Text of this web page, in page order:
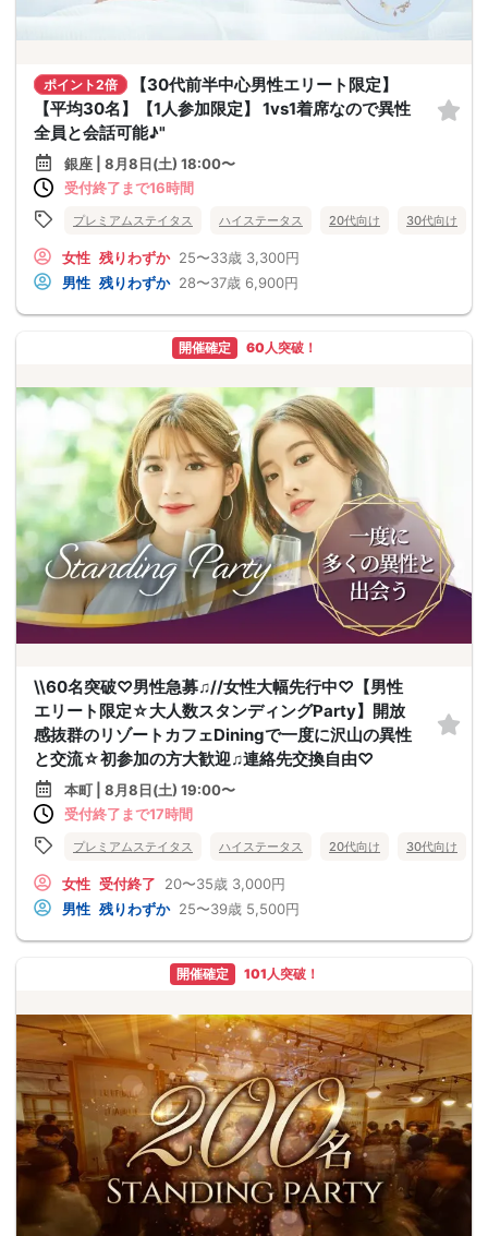
ポイント2倍
【30代前半中心男性エリート限定】
【平均30名】【1人参加限定】 1vs1着席なので異性
全員と会話可能♪"
銀座 | 8月8日(土) 18:00〜
受付終了まで16時間
プレミアムステイタス ハイステータス 20代向け 30代向け
女性 残りわずか 25〜33歳 3,300円
男性 残りわずか 28〜37歳 6,900円
開催確定 60人突破！
\\60名突破♡男性急募♫//女性大幅先行中♡【男性
エリート限定☆大人数スタンディングParty】開放
感抜群のリゾートカフェDiningで一度に沢山の異性
と交流☆初参加の方大歓迎♫連絡先交換自由♡
本町 | 8月8日(土) 19:00〜
受付終了まで17時間
プレミアムステイタス ハイステータス 20代向け 30代向け
女性 受付終了 20〜35歳 3,000円
男性 残りわずか 25〜39歳 5,500円
開催確定 101人突破！